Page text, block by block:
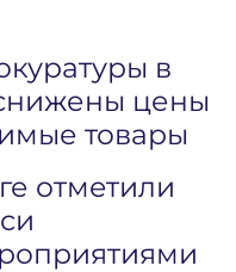
в
цены
товары
отметили